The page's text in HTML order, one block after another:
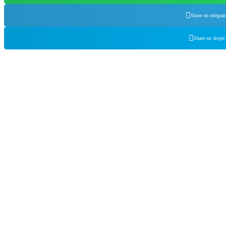
Share on
Share on skype